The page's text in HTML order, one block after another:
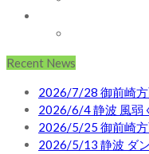
Recent News
2026/7/28 御前崎
2026/6/4 静波 風弱
2026/5/25 御前崎
2026/5/13 静波 ダ